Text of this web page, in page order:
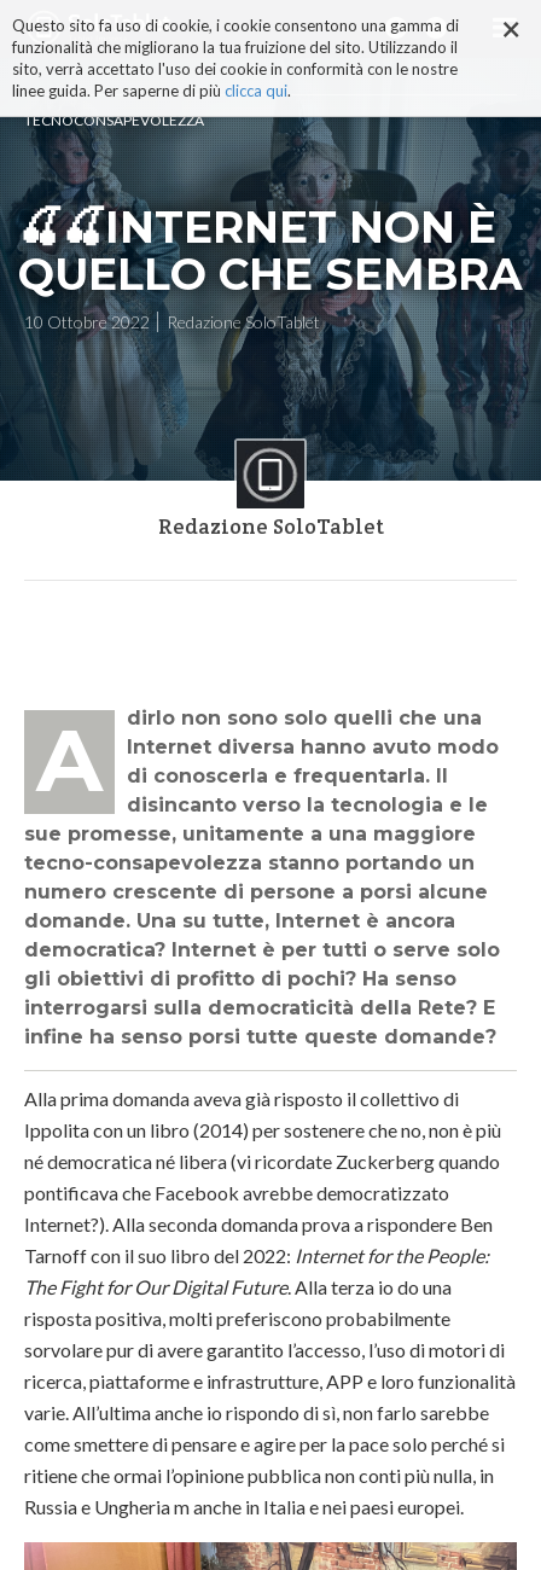
×
Questo sito fa uso di cookie, i cookie consentono una gamma di
funzionalità che migliorano la tua fruizione del sito. Utilizzando il
sito, verrà accettato l'uso dei cookie in conformità con le nostre
linee guida. Per saperne di più clicca qui.
ai
contenuti.
|
alla
navigazione
TECNOCONSAPEVOLEZZA
🍒🍒INTERNET NON È
QUELLO CHE SEMBRA
10 Ottobre 2022 Redazione SoloTablet
Redazione SoloTablet
A dirlo non sono solo quelli che una
Internet diversa hanno avuto modo
di conoscerla e frequentarla. Il
disincanto verso la tecnologia e le
sue promesse, unitamente a una maggiore
tecno-consapevolezza stanno portando un
numero crescente di persone a porsi alcune
domande. Una su tutte, Internet è ancora
democratica? Internet è per tutti o serve solo
gli obiettivi di profitto di pochi? Ha senso
interrogarsi sulla democraticità della Rete? E
infine ha senso porsi tutte queste domande?
Alla prima domanda aveva già risposto il collettivo di
Ippolita con un libro (2014) per sostenere che no, non è più
né democratica né libera (vi ricordate Zuckerberg quando
pontificava che Facebook avrebbe democratizzato
Internet?). Alla seconda domanda prova a rispondere Ben
Tarnoff con il suo libro del 2022: Internet for the People:
The Fight for Our Digital Future. Alla terza io do una
risposta positiva, molti preferiscono probabilmente
sorvolare pur di avere garantito l’accesso, l’uso di motori di
ricerca, piattaforme e infrastrutture, APP e loro funzionalità
varie. All’ultima anche io rispondo di sì, non farlo sarebbe
come smettere di pensare e agire per la pace solo perché si
ritiene che ormai l’opinione pubblica non conti più nulla, in
Russia e Ungheria m anche in Italia e nei paesi europei.